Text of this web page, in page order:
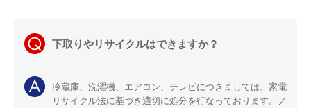
下取りやリサイクルはできますか？
冷蔵庫、洗濯機、エアコン、テレビにつきましては、家電
リサイクル法に基づき適切に処分を行なっております。ノ